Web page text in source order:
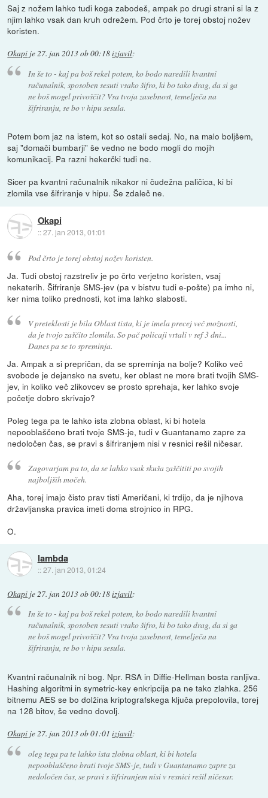
Saj z nožem lahko tudi koga zabodeš, ampak po drugi strani si la z
njim lahko vsak dan kruh odrežem. Pod črto je torej obstoj nožev
koristen.
Okapi je27. jan 2013 ob 00:18izjavil:
In še to - kaj pa boš rekel potem, ko bodo naredili kvantni
računalnik, sposoben sesuti vsako šifro, ki bo tako drag, da si ga
ne boš mogel privoščit? Vsa tvoja zasebnost, temelječa na
šifriranju, se bo v hipu sesula.
Potem bom jaz na istem, kot so ostali sedaj. No, na malo boljšem,
saj "domači bumbarji" še vedno ne bodo mogli do mojih
komunikacij. Pa razni hekerčki tudi ne.
Sicer pa kvantni računalnik nikakor ni čudežna paličica, ki bi
zlomila vse šifriranje v hipu. Še zdaleč ne.
Okapi
::27. jan 2013, 01:01
Pod črto je torej obstoj nožev koristen.
Ja. Tudi obstoj razstreliv je po črto verjetno koristen, vsaj
nekaterih. Šifriranje SMS-jev (pa v bistvu tudi e-pošte) pa imho ni,
ker nima toliko prednosti, kot ima lahko slabosti.
V preteklosti je bila Oblast tista, ki je imela precej več možnosti,
da je tvojo zaščito zlomila. So pač policaji vrtali v sef 3 dni...
Danes pa se to spreminja.
Ja. Ampak a si prepričan, da se spreminja na bolje? Koliko več
svobode je dejansko na svetu, ker oblast ne more brati tvojih SMS-
jev, in koliko več zlikovcev se prosto sprehaja, ker lahko svoje
početje dobro skrivajo?
Poleg tega pa te lahko ista zlobna oblast, ki bi hotela
nepooblaščeno brati tvoje SMS-je, tudi v Guantanamo zapre za
nedoločen čas, se pravi s šifriranjem nisi v resnici rešil ničesar.
Zagovarjam pa to, da se lahko vsak skuša zaščititi po svojih
najboljših močeh.
Aha, torej imajo čisto prav tisti Američani, ki trdijo, da je njihova
državljanska pravica imeti doma strojnico in RPG.
O.
lambda
::27. jan 2013, 01:24
Okapi je 27. jan 2013 ob 00:18izjavil:
In še to - kaj pa boš rekel potem, ko bodo naredili kvantni
računalnik, sposoben sesuti vsako šifro, ki bo tako drag, da si ga
ne boš mogel privoščit? Vsa tvoja zasebnost, temelječa na
šifriranju, se bo v hipu sesula.
Kvantni računalnik ni bog. Npr. RSA in Diffie-Hellman bosta ranljiva.
Hashing algoritmi in symetric-key enkripcija pa ne tako zlahka. 256
bitnemu AES se bo dolžina kriptografskega ključa prepolovila, torej
na 128 bitov, še vedno dovolj.
Okapi je27. jan 2013 ob 01:01 izjavil:
oleg tega pa te lahko ista zlobna oblast, ki bi hotela
nepooblaščeno brati tvoje SMS-je, tudi v Guantanamo zapre za
nedoločen čas, se pravi s šifriranjem nisi v resnici rešil ničesar.